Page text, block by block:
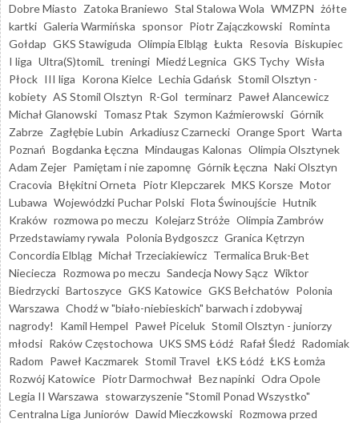
Dobre Miasto Zatoka Braniewo Stal Stalowa Wola WMZPN żółte
kartki Galeria Warmińska sponsor Piotr Zajączkowski Rominta
Gołdap GKS Stawiguda Olimpia Elbląg Łukta Resovia Biskupiec
I liga Ultra(S)tomiL treningi Miedź Legnica GKS Tychy Wisła
Płock III liga Korona Kielce Lechia Gdańsk Stomil Olsztyn -
kobiety AS Stomil Olsztyn R-Gol terminarz Paweł Alancewicz
Michał Glanowski Tomasz Ptak Szymon Kaźmierowski Górnik
Zabrze Zagłębie Lubin Arkadiusz Czarnecki Orange Sport Warta
Poznań Bogdanka Łęczna Mindaugas Kalonas Olimpia Olsztynek
Adam Zejer Pamiętam i nie zapomnę Górnik Łęczna Naki Olsztyn
Cracovia Błękitni Orneta Piotr Klepczarek MKS Korsze Motor
Lubawa Wojewódzki Puchar Polski Flota Świnoujście Hutnik
Kraków rozmowa po meczu Kolejarz Stróże Olimpia Zambrów
Przedstawiamy rywala Polonia Bydgoszcz Granica Kętrzyn
Concordia Elbląg Michał Trzeciakiewicz Termalica Bruk-Bet
Nieciecza Rozmowa po meczu Sandecja Nowy Sącz Wiktor
Biedrzycki Bartoszyce GKS Katowice GKS Bełchatów Polonia
Warszawa Chodź w "biało-niebieskich" barwach i zdobywaj
nagrody!
Kamil Hempel Paweł Piceluk Stomil Olsztyn - juniorzy
młodsi Raków Częstochowa UKS SMS Łódź Rafał Śledź Radomiak
Radom Paweł Kaczmarek Stomil Travel ŁKS Łódź ŁKS Łomża
Rozwój Katowice Piotr Darmochwał Bez napinki Odra Opole
Legia II Warszawa stowarzyszenie "Stomil Ponad Wszystko"
Centralna Liga Juniorów Dawid Mieczkowski Rozmowa przed